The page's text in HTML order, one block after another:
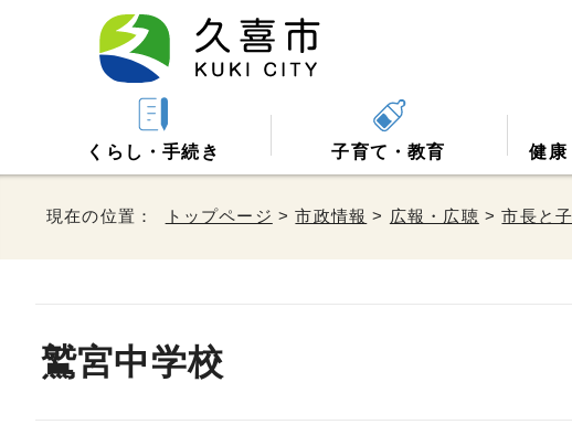
くらし・手続き 子育て・教育 健康
現在の位置： トップページ >市政情報 > 広報・広聴 >市長と
鷲宮中学校